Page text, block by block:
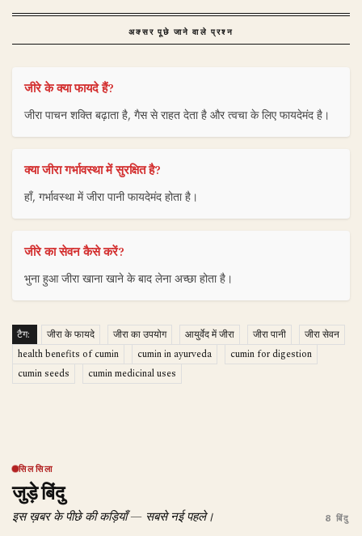
अक्सर पूछे जाने वाले प्रश्न
जीरे के क्या फायदे हैं?
जीरा पाचन शक्ति बढ़ाता है, गैस से राहत देता है और त्वचा के लिए फायदेमंद है।
क्या जीरा गर्भावस्था में सुरक्षित है?
हाँ, गर्भावस्था में जीरा पानी फायदेमंद होता है।
जीरे का सेवन कैसे करें?
भुना हुआ जीरा खाना खाने के बाद लेना अच्छा होता है।
टैग: जीरा के फायदे जीरा का उपयोग आयुर्वेद में जीरा जीरा पानी
जीरा सेवन
health benefits of cumin
cumin in ayurveda
cumin for digestion
cumin seeds
cumin medicinal uses
सिलसिला
जुड़े बिंदु
इस ख़बर के पीछे की कड़ियाँ — सबसे नई पहले। 8 बिंदु